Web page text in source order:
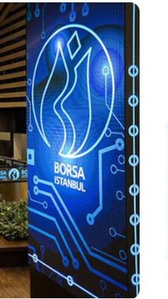
haftanın ikinci
13.900,27